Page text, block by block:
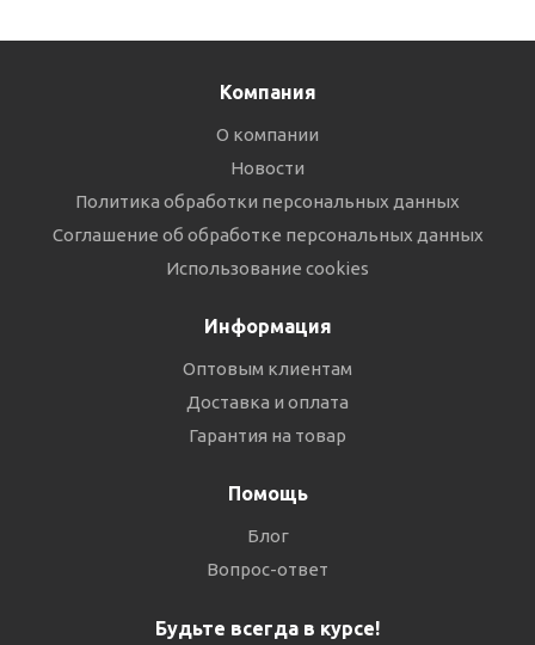
Компания
О компании
Новости
Политика обработки персональных данных
Соглашение об обработке персональных данных
Использование cookies
Информация
Оптовым клиентам
Доставка и оплата
Гарантия на товар
Помощь
Блог
Вопрос-ответ
Будьте всегда в курсе!